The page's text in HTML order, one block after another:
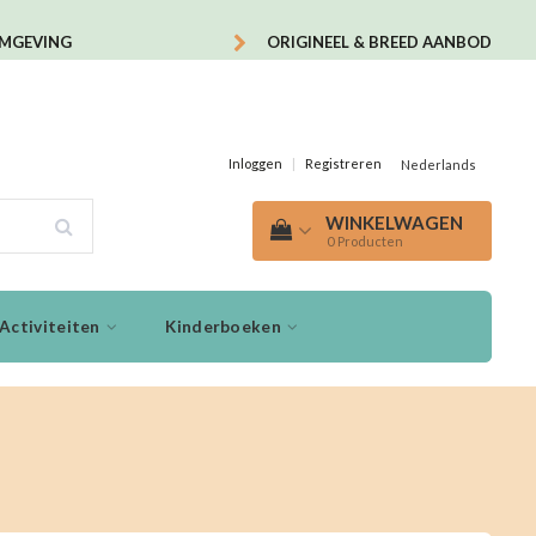
ORIGINEEL & BREED AANBOD
Inloggen | Registreren Nederlands
WINKELWAGEN
0 Producten
Activiteiten Kinderboeken